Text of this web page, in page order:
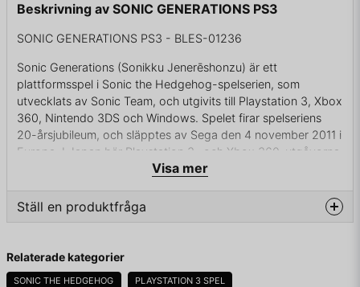
Beskrivning av SONIC GENERATIONS PS3
SONIC GENERATIONS PS3 - BLES-01236
Sonic Generations (Sonikku Jenerēshonzu) är ett
plattformsspel i Sonic the Hedgehog-spelserien, som
utvecklats av Sonic Team, och utgivits till Playstation 3, Xbox
360, Nintendo 3DS och Windows. Spelet firar spelseriens
20-årsjubileum, och släpptes av Sega den 4 november 2011 i
Europa. I Japan bär Playstation 3- och Xbox 360-utgåvorna
undertiteln Shiro no Jikū ("Vit tidsrymd"), medan Nintendo
Sonic firar sin 20:e födelsedag med sina vänner när plötsligt
han på den gamla Sonic (Classic Sonic). Båda igelkottarna
bestämmer sig för att samarbeta, och tillsammans jagar de
Visa mer
Ställ en produktfråga
Fråga oss något om denna produkten...
Relaterade kategorier
SONIC THE HEDGEHOG PLAYSTATION 3 SPEL